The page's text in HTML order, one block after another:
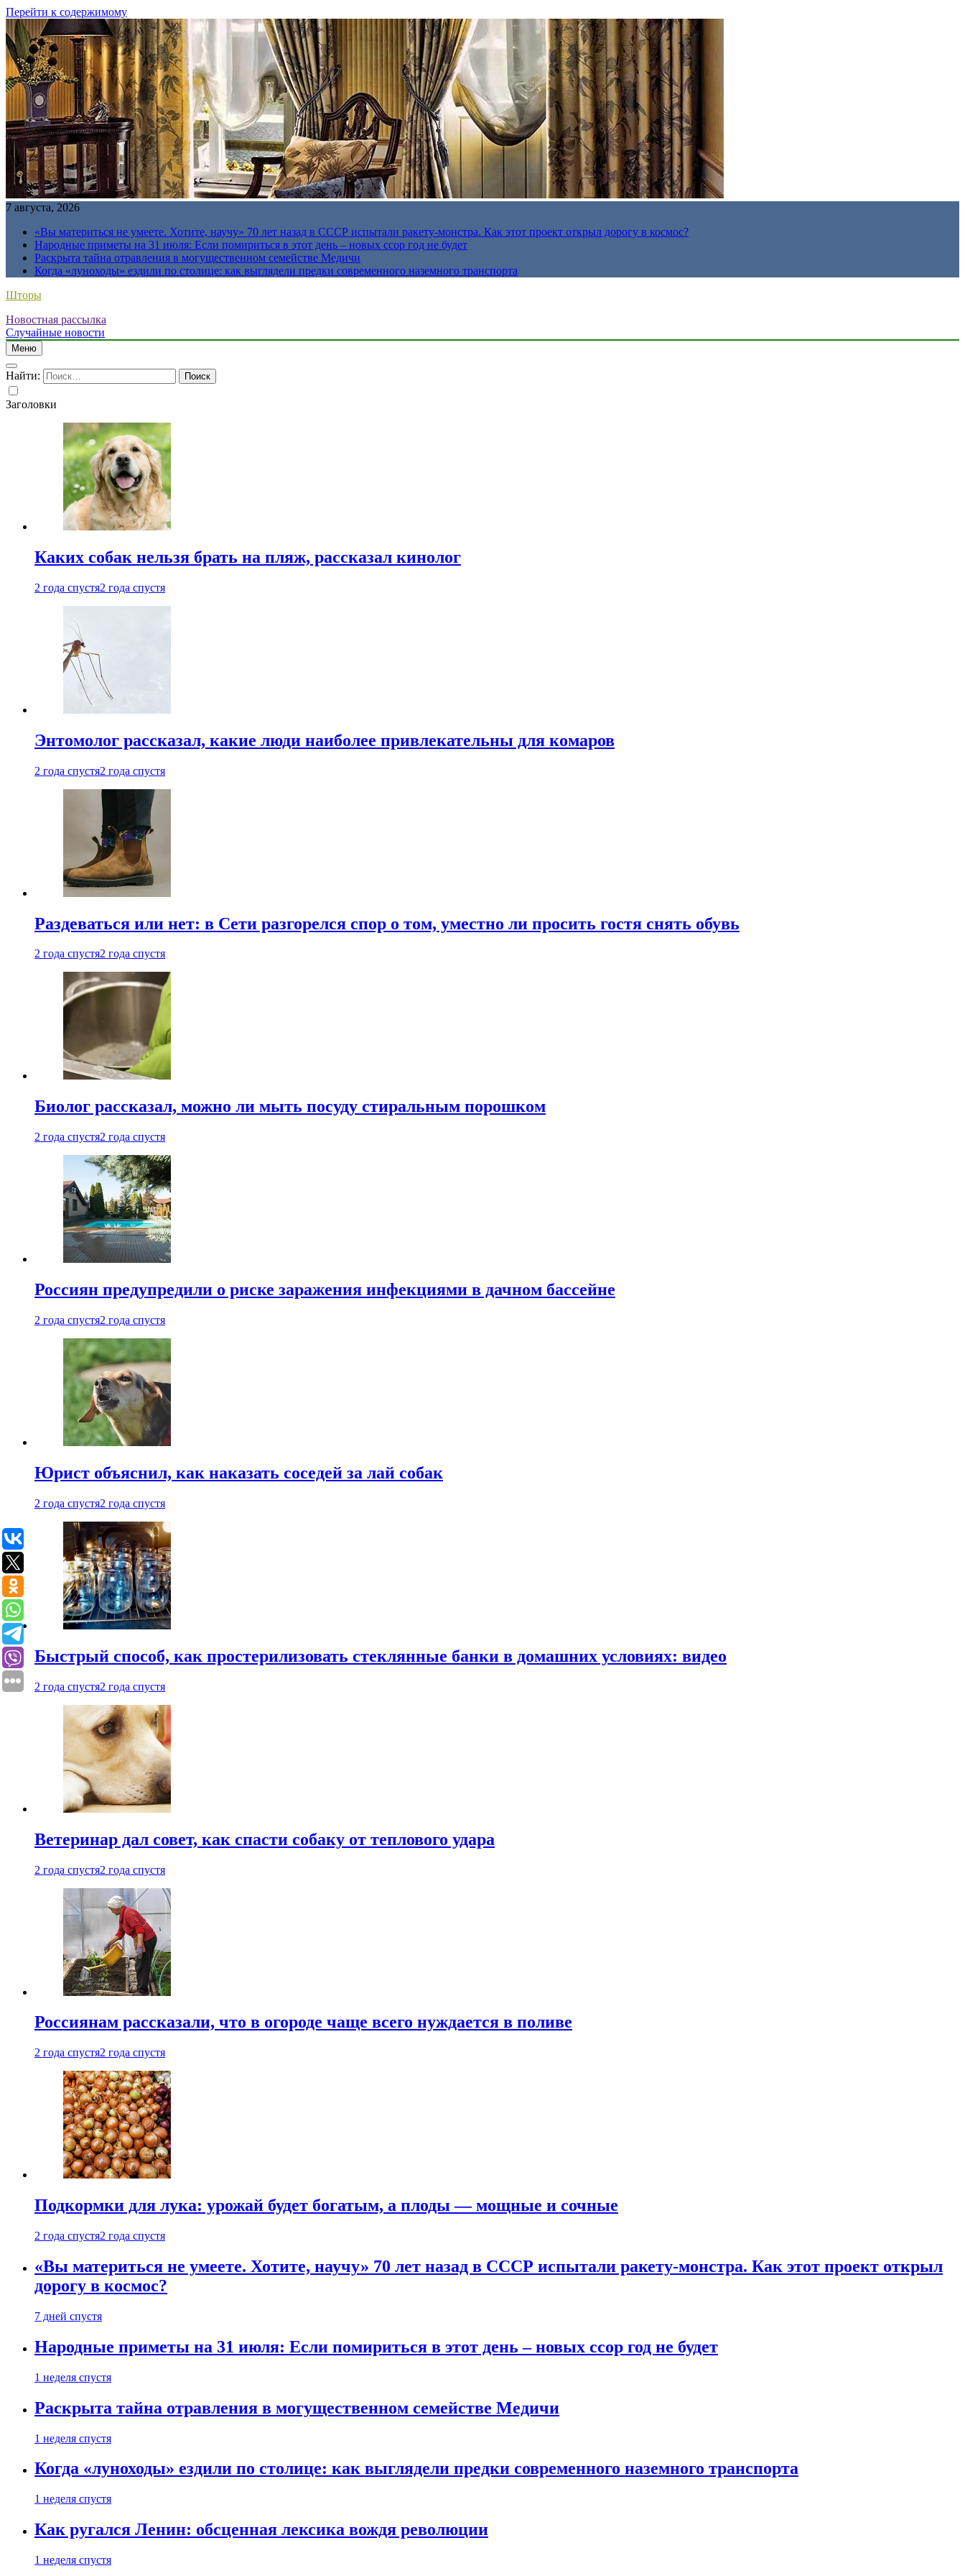
Перейти к содержимому
7 августа, 2026
«Вы материться не умеете. Хотите, научу» 70 лет назад в СССР испытали ракету-монстра. Как этот проект открыл дорогу в космос?
Народные приметы на 31 июля: Если помириться в этот день – новых ссор год не будет
Раскрыта тайна отравления в могущественном семействе Медичи
Когда «луноходы» ездили по столице: как выглядели предки современного наземного транспорта
Шторы
Новостная рассылка
Случайные новости
Меню
Найти:
Заголовки
Каких собак нельзя брать на пляж, рассказал кинолог
2 года спустя2 года спустя
Энтомолог рассказал, какие люди наиболее привлекательны для комаров
2 года спустя2 года спустя
Раздеваться или нет: в Сети разгорелся спор о том, уместно ли просить гостя снять обувь
2 года спустя2 года спустя
Биолог рассказал, можно ли мыть посуду стиральным порошком
2 года спустя2 года спустя
Россиян предупредили о риске заражения инфекциями в дачном бассейне
2 года спустя2 года спустя
Юрист объяснил, как наказать соседей за лай собак
2 года спустя2 года спустя
Быстрый способ, как простерилизовать стеклянные банки в домашних условиях: видео
2 года спустя2 года спустя
Ветеринар дал совет, как спасти собаку от теплового удара
2 года спустя2 года спустя
Россиянам рассказали, что в огороде чаще всего нуждается в поливе
2 года спустя2 года спустя
Подкормки для лука: урожай будет богатым, а плоды — мощные и сочные
2 года спустя2 года спустя
«Вы материться не умеете. Хотите, научу» 70 лет назад в СССР испытали ракету-монстра. Как этот проект открыл
дорогу в космос?
7 дней спустя
Народные приметы на 31 июля: Если помириться в этот день – новых ссор год не будет
1 неделя спустя
Раскрыта тайна отравления в могущественном семействе Медичи
1 неделя спустя
Когда «луноходы» ездили по столице: как выглядели предки современного наземного транспорта
1 неделя спустя
Как ругался Ленин: обсценная лексика вождя революции
1 неделя спустя